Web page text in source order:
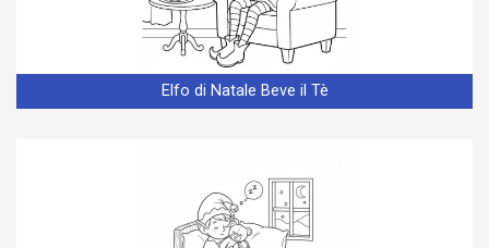
Elfo di Natale Beve il Tè